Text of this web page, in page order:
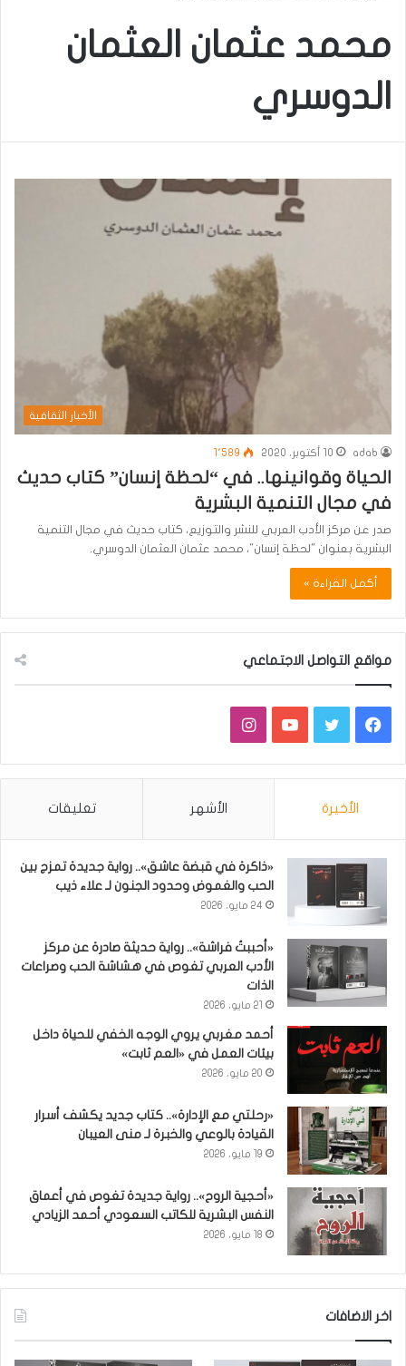
محمد عثمان العثمان
الدوسري
الأخبار الثقافية
adab 10 أكتوبر، 2020 1٬589
الحياة وقوانينها.. في “لحظة إنسان” كتاب حديث
في مجال التنمية البشرية
صدر عن مركز الأدب العربي للنشر والتوزيع، كتاب حديث في مجال التنمية
البشرية بعنوان "لحظة إنسان"، محمد عثمان العثمان الدوسري.
أكمل القراءة »
مواقع التواصل الاجتماعي
فيسبوكتويتر يوتيوبانستقرام
الأخيرة الأشهر تعليقات
«ذاكرة في قبضة عاشق».. رواية جديدة تمزج بين
الحب والغموض وحدود الجنون لـ علاء ذيب
24 مايو، 2026
«أحببتُ فراشة».. رواية حديثة صادرة عن مركز
الأدب العربي تغوص في هشاشة الحب وصراعات
الذات
21 مايو، 2026
أحمد مغربي يروي الوجه الخفي للحياة داخل
بيئات العمل في «العم ثابت»
20 مايو، 2026
«رحلتي مع الإدارة».. كتاب جديد يكشف أسرار
القيادة بالوعي والخبرة لـ منى العيبان
19 مايو، 2026
«أحجية الروح».. رواية جديدة تغوص في أعماق
النفس البشرية للكاتب السعودي أحمد الزيادي
18 مايو، 2026
اخر الاضافات